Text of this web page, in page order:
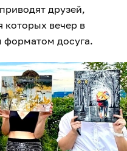
друзей,
которых вечер в
форматом досуга.